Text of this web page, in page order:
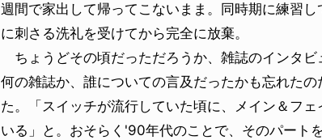
週間で家出して帰ってこないまま。同時期に練習
に刺さる洗礼を受けてから完全に放棄。
ちょうどその頃だっただろうか、雑誌のインタビ
何の雑誌か、誰についての言及だったかも忘れた
た。「スイッチが流行していた頃に、メイン＆フ
いる」と。おそらく'90年代のことで、そのパート